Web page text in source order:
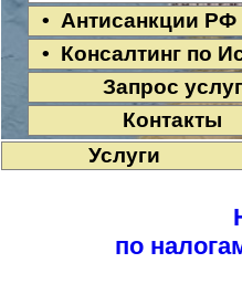
• Антисанкции РФ
• Консалтинг по
Запрос услуг
Контакты
Услуги
по